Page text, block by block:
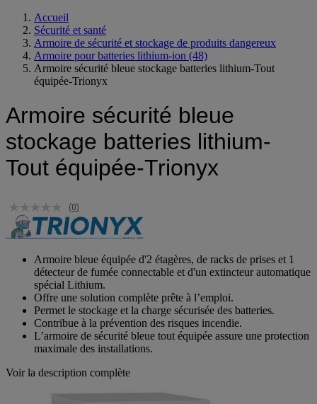
Accueil
Sécurité et santé
Armoire de sécurité et stockage de produits dangereux
Armoire pour batteries lithium-ion (48)
Armoire sécurité bleue stockage batteries lithium-Tout
équipée-Trionyx
Armoire sécurité bleue
stockage batteries lithium-
Tout équipée-Trionyx
(0)
Armoire bleue équipée d'2 étagères, de racks de prises et 1
détecteur de fumée connectable et d'un extincteur automatique
spécial Lithium.
Offre une solution complète prête à l’emploi.
Permet le stockage et la charge sécurisée des batteries.
Contribue à la prévention des risques incendie.
L’armoire de sécurité bleue tout équipée assure une protection
maximale des installations.
Voir la description complète